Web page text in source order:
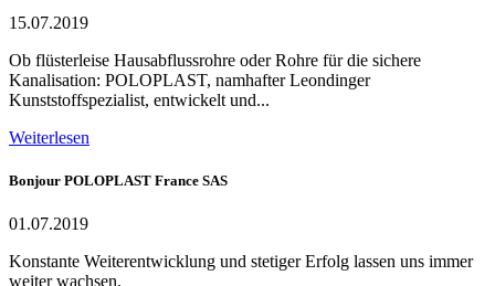
15.07.2019
Ob flüsterleise Hausabflussrohre oder Rohre für die sichere
Kanalisation: POLOPLAST, namhafter Leondinger
Kunststoffspezialist, entwickelt und...
Weiterlesen
Bonjour POLOPLAST France SAS
01.07.2019
Konstante Weiterentwicklung und stetiger Erfolg lassen uns immer
weiter wachsen.